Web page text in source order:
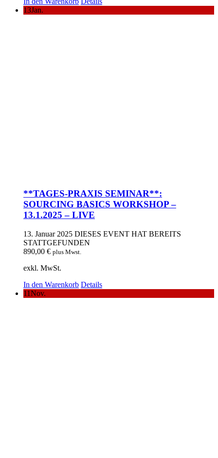
13Jan.
**TAGES-PRAXIS SEMINAR**:
SOURCING BASICS WORKSHOP –
13.1.2025 – LIVE
13. Januar 2025 DIESES EVENT HAT BEREITS
STATTGEFUNDEN
890,00 € plus Mwst.
exkl. MwSt.
In den Warenkorb Details
11Nov.